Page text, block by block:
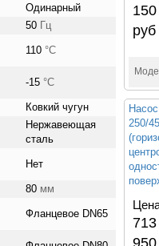
Одинарный
50 Гц
110 °С
-15 °С
Ковкий чугун
Нержавеющая
сталь
Нет
80 мм
Фланцевое DN65
150
руб
250/
713
950